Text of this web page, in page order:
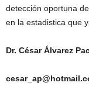
detección oportuna
en la estadistica que
Dr. César Álvarez